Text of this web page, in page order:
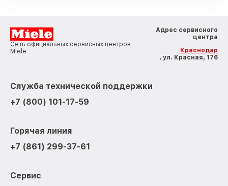
Сеть официальных сервисных центров
Miele
Адрес сервисного
центра
Краснодар
, ул. Красная, 176
Служба технической поддержки
+7 (800) 101-17-59
Горячая линия
+7 (861) 299-37-61
Сервис